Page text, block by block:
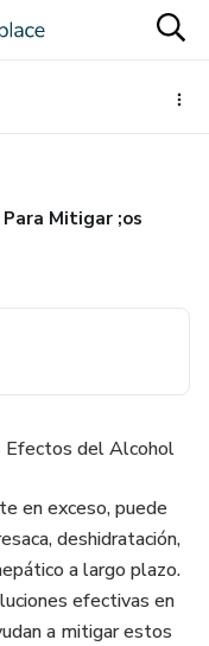
Mitigar ;os
Efectos del Alcohol
en exceso, puede
deshidratación,
a largo plazo.
efectivas en
a mitigar estos